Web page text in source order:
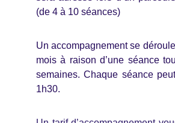
(de 4 à 10 séances)
Un accompagnement se
mois à raison d’une séance
semaines. Chaque séance
1h30.